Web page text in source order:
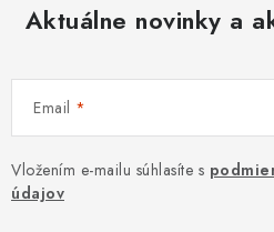
DOMÁCNOSŤ
: DOBRÁ CENA
: PREDAJŇA ZV
: OBĽÚBENÉ PRODUKTY
Aktuálne novinky a
Email
Vložením e-mailu súhlasíte s
údajov